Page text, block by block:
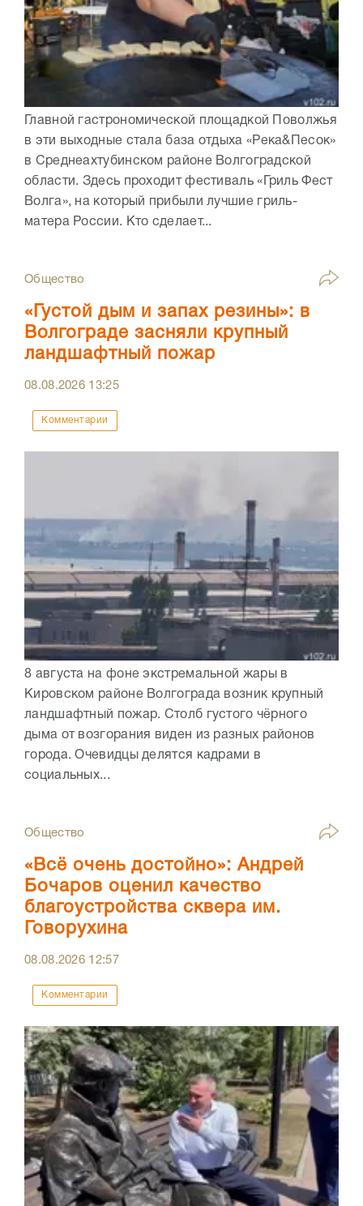
Главной гастрономической площадкой Поволжья
в эти выходные стала база отдыха «Река&Песок»
в Среднеахтубинском районе Волгоградской
области. Здесь проходит фестиваль «Гриль Фест
Волга», на который прибыли лучшие гриль-
матера России. Кто сделает...
Общество
«Густой дым и запах резины»: в
Волгограде засняли крупный
ландшафтный пожар
08.08.2026 13:25
Комментарии
8 августа на фоне экстремальной жары в
Кировском районе Волгограда возник крупный
ландшафтный пожар. Столб густого чёрного
дыма от возгорания виден из разных районов
города. Очевидцы делятся кадрами в
социальных...
Общество
«Всё очень достойно»: Андрей
Бочаров оценил качество
благоустройства сквера им.
Говорухина
08.08.2026 12:57
Комментарии